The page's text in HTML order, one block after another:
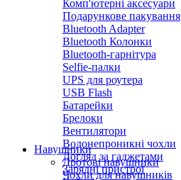
Комп'ютерні аксесуари
Подарункове пакування
Bluetooth Adapter
Bluetooth Колонки
Bluetooth-гарнітура
Selfie-палки
UPS для роутера
USB Flash
Батарейки
Брелоки
Вентилятори
Водонепроникні чохли
Догляд за гаджетами
Зарядні пристрої
Навушники
Дротові навушники
Чохли для навушників